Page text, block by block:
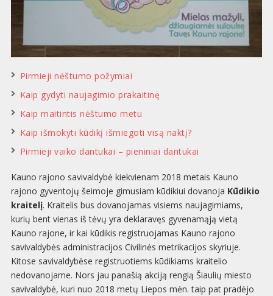
Pirmieji nėštumo požymiai
Kaip gydyti naujagimio prakaitinę
Kaip maitintis nėštumo metu
Kaip išmokyti kūdikį išmiegoti visą naktį?
Pirmieji vaiko dantukai – pieniniai dantukai
Kauno rajono savivaldybė kiekvienam 2018 metais Kauno
rajono gyventojų šeimoje gimusiam kūdikiui dovanoja Kūdikio
kraitelį. Kraitelis bus dovanojamas visiems naujagimiams,
kurių bent vienas iš tėvų yra deklaravęs gyvenamąją vietą
Kauno rajone, ir kai kūdikis registruojamas Kauno rajono
savivaldybės administracijos Civilinės metrikacijos skyriuje.
Kitose savivaldybėse registruotiems kūdikiams kraitelio
nedovanojame. Nors jau panašią akciją rengią Šiaulių miesto
savivaldybė, kuri nuo 2018 metų Liepos mėn. taip pat pradėjo